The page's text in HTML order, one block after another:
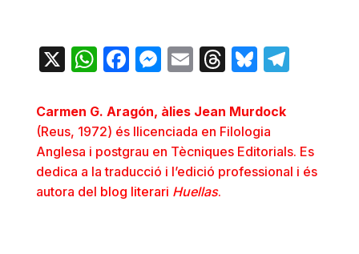
X WhatsApp
Facebook
Messenger
EmailThreads
Bluesky
Carmen G. Aragón, àlies Jean Murdock
(Reus, 1972) és llicenciada en Filologia
Anglesa i postgrau en Tècniques Editorials. Es
dedica a la traducció i l’edició professional i és
autora del blog literari Huellas.